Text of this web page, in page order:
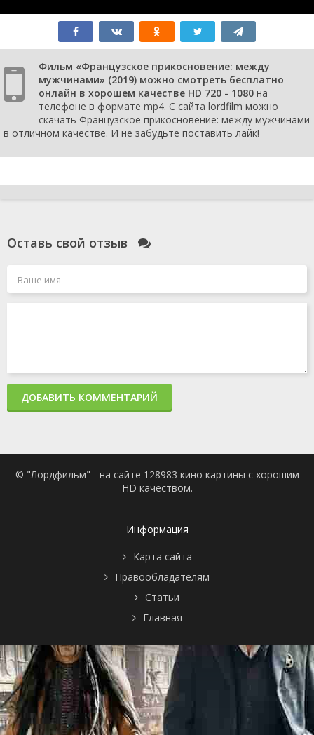
Фильм «Французское прикосновение: между
мужчинами» (2019) можно смотреть бесплатно
онлайн в хорошем качестве HD 720 - 1080 на
телефоне в формате mp4. С сайта lordfilm можно
скачать Французское прикосновение: между мужчинами
в отличном качестве. И не забудьте поставить лайк!
Оставь свой отзыв
ДОБАВИТЬ КОММЕНТАРИЙ
© "Лордфильм" - на сайте 128983 кино картины с хорошим
HD качеством.
Информация
Карта сайта
Правообладателям
Статьи
Главная